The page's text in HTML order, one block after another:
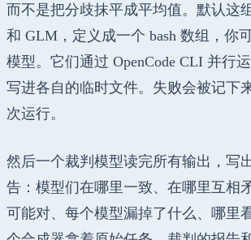
而不是把分歧抹平成平均值。默认这
和 GLM，定义成一个 bash 数组，你
模型。它们通过 OpenCode CLI 并行
写进各自的临时文件。失败会被记下
次运行。
然后一个裁判模型读完所有输出，写
告：模型们在哪里一致、在哪里互相
可能对、每个模型漏掉了什么、哪里